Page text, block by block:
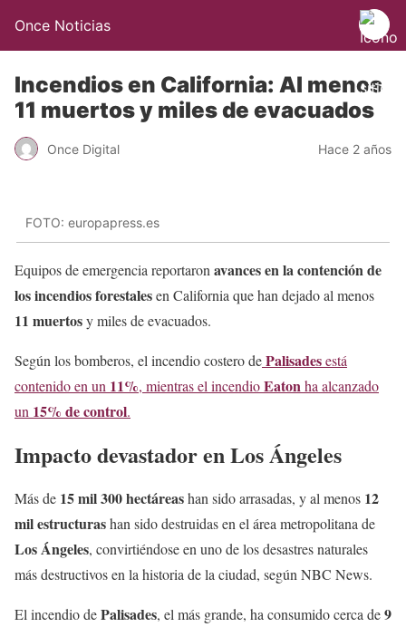
Once Noticias
Incendios en California: Al menos
11 muertos y miles de evacuados
Once Digital Hace 2 años
FOTO: europapress.es
Equipos de emergencia reportaron avances en la contención de
los incendios forestalesen California que han dejado al menos
11 muertosy miles de evacuados.
Según los bomberos, el incendio costero dePalisadesestá
contenido en un 11%, mientras el incendioEatonha alcanzado
un 15% de control.
Impacto devastador en Los Ángeles
Más de 15 mil 300 hectáreashan sido arrasadas, y al menos 12
mil estructurashan sido destruidas en el área metropolitana de
Los Ángeles, convirtiéndose en uno de los desastres naturales
más destructivos en la historia de la ciudad, según NBC News.
El incendio dePalisades, el más grande, ha consumido cerca de9